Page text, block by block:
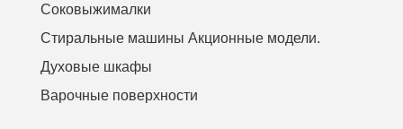
Соковыжималки
Стиральные машины Акционные модели.
Духовые шкафы
Варочные поверхности